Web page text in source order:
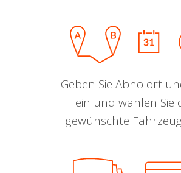
Geben Sie Abholort
ein und wählen Sie
gewünschte